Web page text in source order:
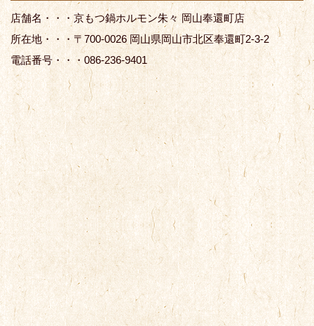
店舗名・・・京もつ鍋ホルモン朱々 岡山奉還町店
所在地・・・〒700-0026 岡山県岡山市北区奉還町2-3-2
電話番号・・・086-236-9401